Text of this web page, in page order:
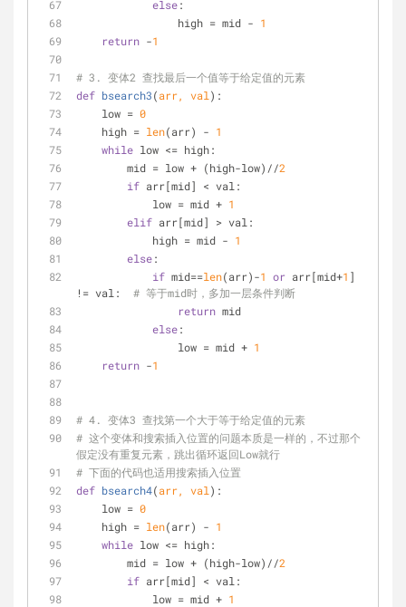
else:
                high = mid -
1
return -1
# 3. 变体2 查找最后一个值等于给定值的元素
def bsearch3(arr, val ):
    low =
0
    high =
len(arr) - 1
while low <= high:
        mid = low + (high-low)//
2
if arr[mid] < val:
            low = mid +
1
elif arr[mid] > val:
            high = mid -
1
else:
if mid==len(arr)-1 or arr[mid+1 ]
!= val: # 等于mid时，多加一层条件判断
return mid
else:
                low = mid +
1
return -1
# 4. 变体3 查找第一个大于等于给定值的元素
# 这个变体和搜索插入位置的问题本质是一样的，不过那个
假定没有重复元素，跳出循环返回Low就行
# 下面的代码也适用搜索插入位置
def bsearch4(arr, val ):
    low =
0
    high =
len(arr) - 1
while low <= high:
        mid = low + (high-low)//
2
if arr[mid] < val:
            low = mid +
1